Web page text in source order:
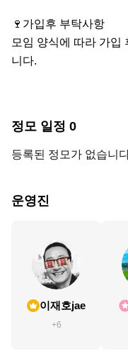
🍷가입후 부탁사항
모임 양식에 따라 가입
니다.
정모 일정 0
등록된 정모가 없습니
운영진
이재호jae
+6